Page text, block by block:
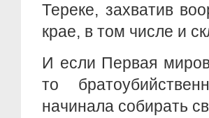
Тереке, захватив
крае, в том числе и
И если Первая
то
начинала собирать